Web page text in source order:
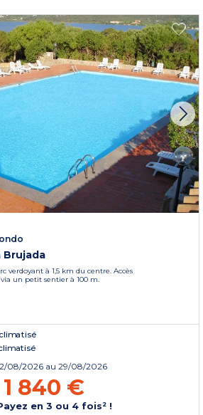
Brujada
verdoyant à 1,5 km du centre. Accès
un petit sentier à 100 m.
08/2026 au 29/08/2026
1 840 €
en 3 ou 4 fois² !